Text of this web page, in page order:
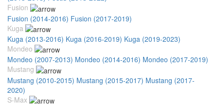
Fusion
Fusion (2014-2016) Fusion (2017-2019)
Kuga
Kuga (2013-2016) Kuga (2016-2019) Kuga (2019-2023)
Mondeo
Mondeo (2007-2013) Mondeo (2014-2016) Mondeo (2017-2019)
Mustang
Mustang (2010-2015) Mustang (2015-2017) Mustang (2017-
2020)
S-Max